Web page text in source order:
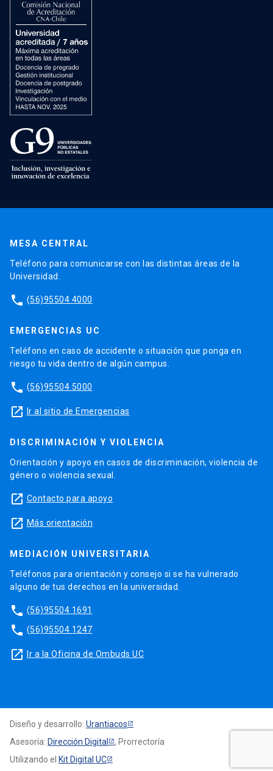
MESA CENTRAL
Teléfono para comunicarse con las distintas áreas de la
Universidad.
phone (56)95504 4000
EMERGENCIAS UC
Teléfono en caso de accidente o situación que ponga en
riesgo tu vida dentro de algún campus.
phone (56)95504 5000
launch Ir al sitio de Emergencias
DISCRIMINACIÓN Y VIOLENCIA
Orientación y apoyo en casos de discriminación, violencia de
género o violencia sexual.
launch Contacto para apoyo
launch Más orientación
MEDIACIÓN UNIVERSITARIA
Teléfonos para orientación y consejo si se ha vulnerado
alguno de tus derechos en la universidad.
phone (56)95504 1691
phone (56)95504 1247
launch Ir a la Oficina de Ombuds UC
Diseño y desarrollo: Urantiacos
Asesoría: Dirección Digital
, Prorrectoría
Utilizando el Kit Digital UC